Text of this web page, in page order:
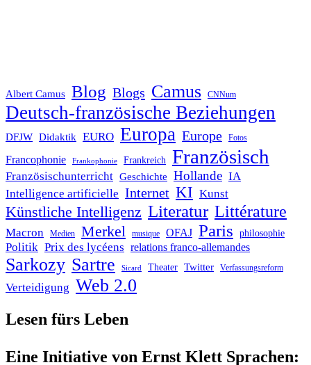
Albert Camus Blog Blogs Camus CNNum
Deutsch-französische Beziehungen
DFJW Didaktik EURO Europa Europe Fotos
Francophonie Frankophonie Frankreich Französisch
Französischunterricht Geschichte Hollande IA
Intelligence artificielle Internet KI Kunst
Künstliche Intelligenz Literatur Littérature
Macron Medien Merkel musique OFAJ Paris philosophie
Politik Prix des lycéens relations franco-allemandes
Sarkozy Sartre Sicard Theater Twitter Verfassungsreform
Verteidigung Web 2.0
Lesen fürs Leben
Eine Initiative von Ernst Klett Sprachen: